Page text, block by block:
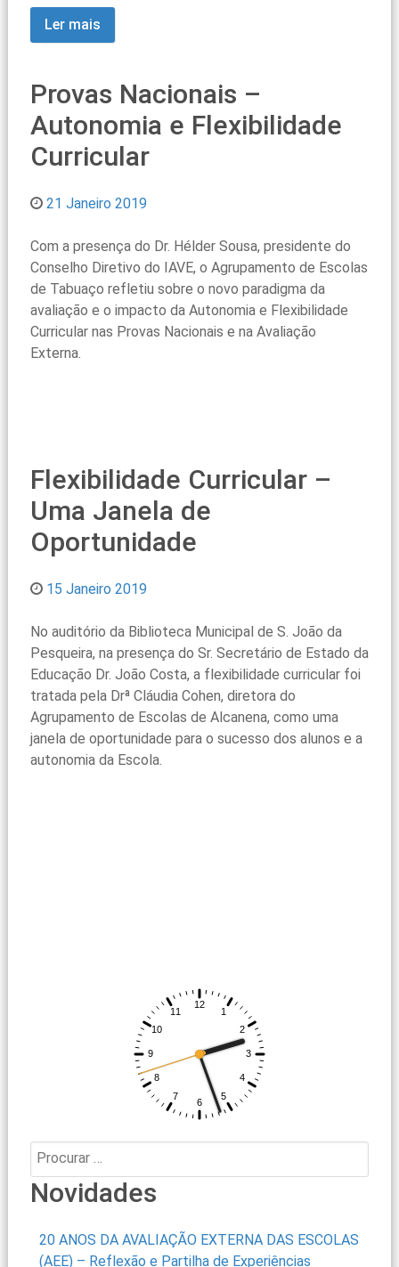
Ler mais
Provas Nacionais –
Autonomia e Flexibilidade
Curricular
21 Janeiro 2019
Com a presença do Dr. Hélder Sousa, presidente do
Conselho Diretivo do IAVE, o Agrupamento de Escolas
de Tabuaço refletiu sobre o novo paradigma da
avaliação e o impacto da Autonomia e Flexibilidade
Curricular nas Provas Nacionais e na Avaliação
Externa.
Flexibilidade Curricular –
Uma Janela de
Oportunidade
15 Janeiro 2019
No auditório da Biblioteca Municipal de S. João da
Pesqueira, na presença do Sr. Secretário de Estado da
Educação Dr. João Costa, a flexibilidade curricular foi
tratada pela Drª Cláudia Cohen, diretora do
Agrupamento de Escolas de Alcanena, como uma
janela de oportunidade para o sucesso dos alunos e a
autonomia da Escola.
Procurar:
Novidades
20 ANOS DA AVALIAÇÃO EXTERNA DAS ESCOLAS
(AEE) – Reflexão e Partilha de Experiências